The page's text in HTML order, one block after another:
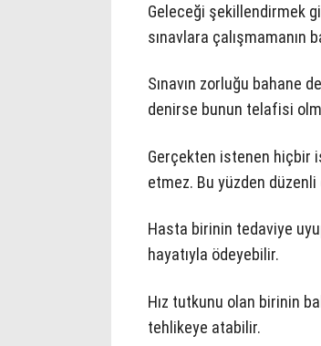
Geleceği şekillendirmek
sınavlara çalışmamanın
Sınavın zorluğu bahane
denirse bunun telafisi
Gerçekten istenen hiçbir
etmez. Bu yüzden düzenli
Hasta birinin tedaviye
hayatıyla ödeyebilir.
Hız tutkunu olan birinin
tehlikeye atabilir.